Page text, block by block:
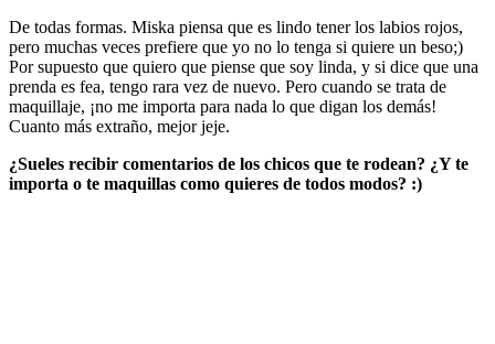
De todas formas. Miska piensa que es lindo tener los labios rojos,
pero muchas veces prefiere que yo no lo tenga si quiere un beso;)
Por supuesto que quiero que piense que soy linda, y si dice que una
prenda es fea, tengo rara vez de nuevo. Pero cuando se trata de
maquillaje, ¡no me importa para nada lo que digan los demás!
Cuanto más extraño, mejor jeje.
¿Sueles recibir comentarios de los chicos que te rodean? ¿Y te
importa o te maquillas como quieres de todos modos? :)